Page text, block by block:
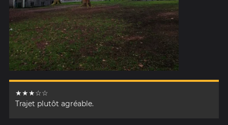
★★★☆☆
Trajet plutôt agréable.